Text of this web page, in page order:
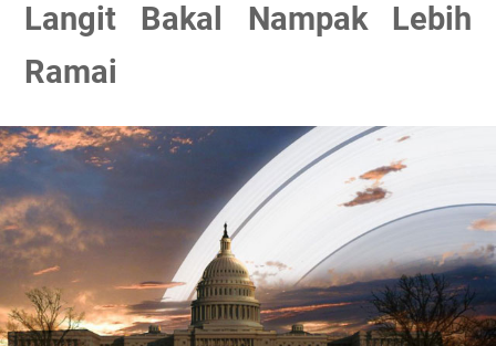
Langit Bakal Nampak Lebih
Ramai